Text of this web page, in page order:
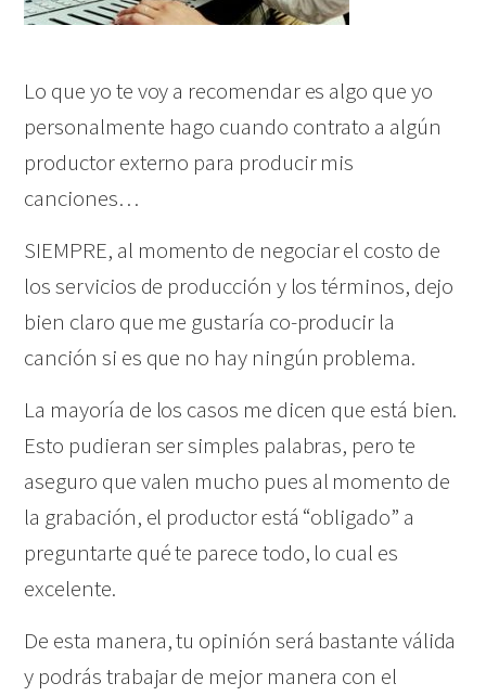
Lo que yo te voy a recomendar es algo que yo
personalmente hago cuando contrato a algún
productor externo para producir mis
canciones…
SIEMPRE, al momento de negociar el costo de
los servicios de producción y los términos, dejo
bien claro que me gustaría co-producir la
canción si es que no hay ningún problema.
La mayoría de los casos me dicen que está bien.
Esto pudieran ser simples palabras, pero te
aseguro que valen mucho pues al momento de
la grabación, el productor está “obligado” a
preguntarte qué te parece todo, lo cual es
excelente.
De esta manera, tu opinión será bastante válida
y podrás trabajar de mejor manera con el